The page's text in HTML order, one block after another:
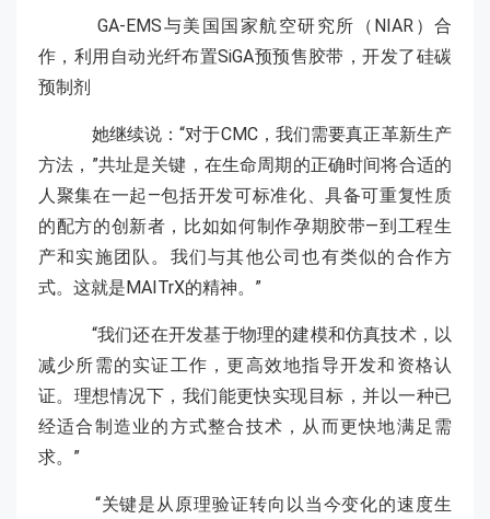
GA-EMS与美国国家航空研究所（NIAR）合
作，利用自动光纤布置SiGA预预售胶带，开发了硅碳
预制剂
她继续说：“对于CMC，我们需要真正革新生产
方法，”共址是关键，在生命周期的正确时间将合适的
人聚集在一起—包括开发可标准化、具备可重复性质
的配方的创新者，比如如何制作孕期胶带—到工程生
产和实施团队。我们与其他公司也有类似的合作方
式。这就是MAITrX的精神。”
“我们还在开发基于物理的建模和仿真技术，以
减少所需的实证工作，更高效地指导开发和资格认
证。理想情况下，我们能更快实现目标，并以一种已
经适合制造业的方式整合技术，从而更快地满足需
求。”
“关键是从原理验证转向以当今变化的速度生